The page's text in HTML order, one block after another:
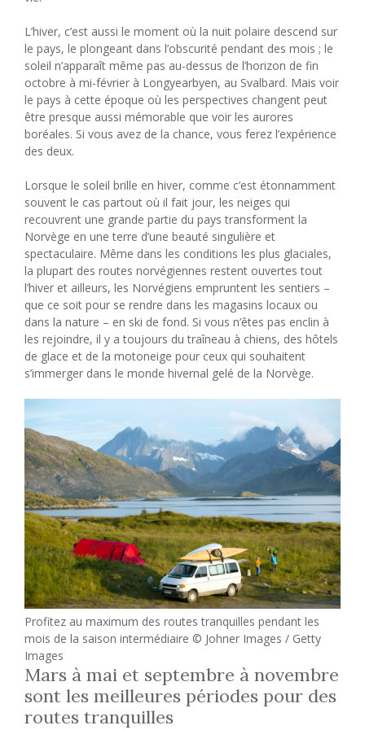
L’hiver, c’est aussi le moment où la nuit polaire descend sur
le pays, le plongeant dans l’obscurité pendant des mois ; le
soleil n’apparaît même pas au-dessus de l’horizon de fin
octobre à mi-février à Longyearbyen, au Svalbard. Mais voir
le pays à cette époque où les perspectives changent peut
être presque aussi mémorable que voir les aurores
boréales. Si vous avez de la chance, vous ferez l’expérience
des deux.
Lorsque le soleil brille en hiver, comme c’est étonnamment
souvent le cas partout où il fait jour, les neiges qui
recouvrent une grande partie du pays transforment la
Norvège en une terre d’une beauté singulière et
spectaculaire. Même dans les conditions les plus glaciales,
la plupart des routes norvégiennes restent ouvertes tout
l’hiver et ailleurs, les Norvégiens empruntent les sentiers –
que ce soit pour se rendre dans les magasins locaux ou
dans la nature – en ski de fond. Si vous n’êtes pas enclin à
les rejoindre, il y a toujours du traîneau à chiens, des hôtels
de glace et de la motoneige pour ceux qui souhaitent
s’immerger dans le monde hivernal gelé de la Norvège.
Profitez au maximum des routes tranquilles pendant les
mois de la saison intermédiaire © Johner Images / Getty
Images
Mars à mai et septembre à novembre
sont les meilleures périodes pour des
routes tranquilles